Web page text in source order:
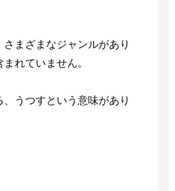
まざまなジャンルがあり
れていません。
、うつすという意味があり